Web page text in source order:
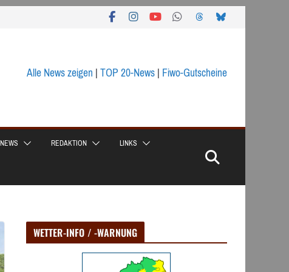
Alle News zeigen|TOP 20-News|Fiwo-Gutscheine
REDAKTION LINKS
WETTER-INFO / -WARNUNG